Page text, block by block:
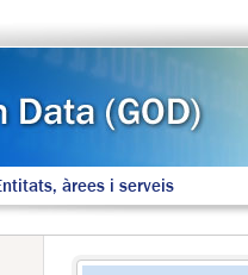
àrees i serveis